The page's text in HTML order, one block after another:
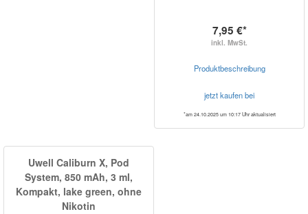
7,95 €*
inkl. MwSt.
Produktbeschreibung
jetzt kaufen bei
*am 24.10.2025 um 10:17 Uhr aktualisiert
Uwell Caliburn X, Pod
System, 850 mAh, 3 ml,
Kompakt, lake green, ohne
Nikotin